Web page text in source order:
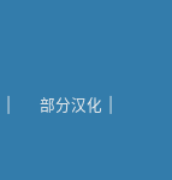
部分汉化